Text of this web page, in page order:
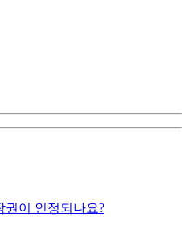
권이 인정되나요?